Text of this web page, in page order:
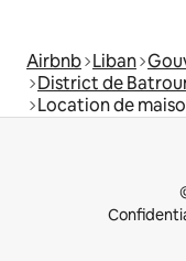
Airbnb Liban
District de
Location de